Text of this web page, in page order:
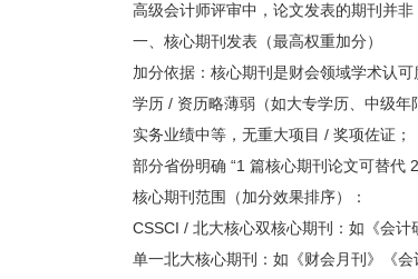
高级会计师评审中，论文发表的期刊并
一、核心期刊发表（最高权重加分）
加分依据：核心期刊是财会领域学术认
学历 / 资历略薄弱（如大专学历、中级年
实务业绩中等，无重大项目 / 奖项佐证；
部分省份明确 “1 篇核心期刊论文可替代
核心期刊范围（加分效果排序）：
CSSCI / 北大核心双核心期刊：如《会
单一北大核心期刊：如《财会月刊》《